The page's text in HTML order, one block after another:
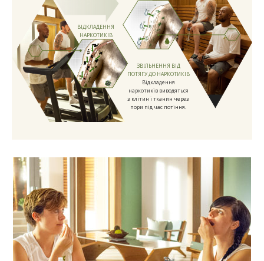
ВІДКЛАДЕННЯ
НАРКОТИКІВ
ЗВІЛЬНЕННЯ ВІД
ПОТЯГУ ДО НАРКОТИКІВ
Відкладення
наркотиків виводяться
з клітин і тканин через
пори під час потіння.